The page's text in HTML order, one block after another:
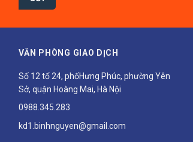
VĂN PHÒNG GIAO DỊCH
Số 12 tổ 24, phốHưng Phúc, phường Yên
Sở, quận Hoàng Mai, Hà Nội
0988.345.283
kd1.binhnguyen@gmail.com